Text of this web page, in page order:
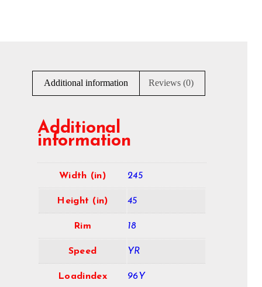
Additional information Reviews (0)
Additional
information
Width (in) 245
Height (in) 45
Rim 18
Speed YR
Loadindex 96Y